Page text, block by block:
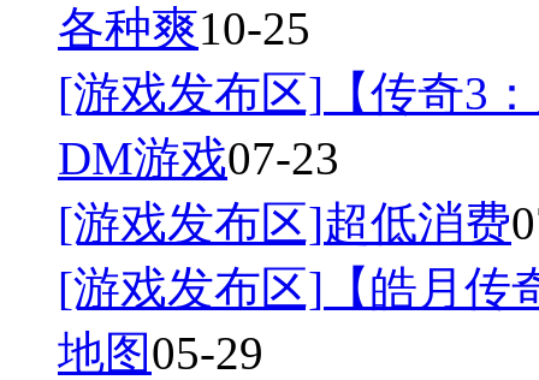
各种爽10-25
[游戏发布区] 【传奇3
DM游戏07-23
[游戏发布区]超低消费
[游戏发布区] 【皓月
地图05-29